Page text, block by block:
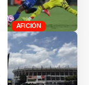
AFICIÓN